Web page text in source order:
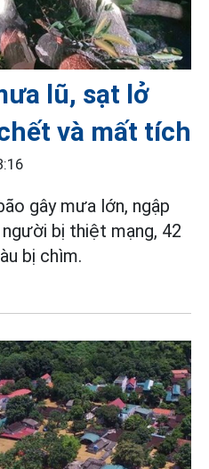
lũ, sạt lở
và mất tích
gây mưa lớn, ngập
bị thiệt mạng, 42
bị chìm.